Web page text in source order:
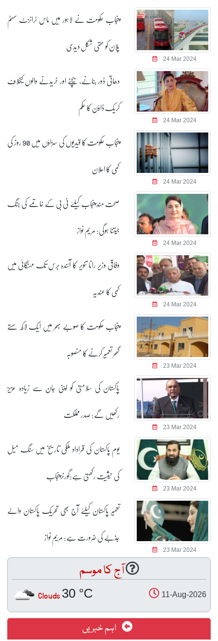
24 Mar 2024
پنجاب حکومت نے لاہور میں ماس ٹرانزٹ سسٹم
پلان کو حتمی شکل دیدی
24 Mar 2024
دھاتی ڈور بنانے، بیچنے اور خریدنے والوں کیخلاف
کریک ڈاؤن کا حکم
24 Mar 2024
پنجاب حکومت کا قیدیوں کی سزاؤں میں 90 روز کی
کمی کا اعلان
24 Mar 2024
صحت مند پنجاب کیلئے ٹی بی کے خاتمے کی جنگ
جیتنا ہوگی: مریم نواز
24 Mar 2024
وفاقی وزیر رانا تنویر کا آئندہ برس تک مہنگائی میں
کمی کا عندیہ
23 Mar 2024
پنجاب حکومت کا صوبے بھر میں ایک لاکھ سستے
گھر تعمیر کرنے کا منصوبہ
23 Mar 2024
پاکستان کی سلامتی کو اپنی جان سے زیادہ عزیز
رکھیں گے: صدر مملکت
23 Mar 2024
یوم پاکستان کی قراداد ملکی تاریخ میں سنگ میل
کی حیثیت رکھتی ہے:گورنرپنجاب
23 Mar 2024
تعمیر پاکستان کیلئے آج بھی تحریک پاکستان والے
جذبے کی ضرورت ہے: مریم نواز
آج کا موسم
11-Aug-2026
30 °C
Clouds
اہم خبریں